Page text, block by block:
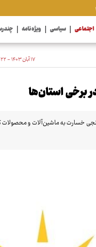
اجتماعی سیاسی ویژه نامه
۱۷ آبان ۱۴۰۳ - ۰۱:۲۲
خسارت به ماشین‌آلات و محصولات